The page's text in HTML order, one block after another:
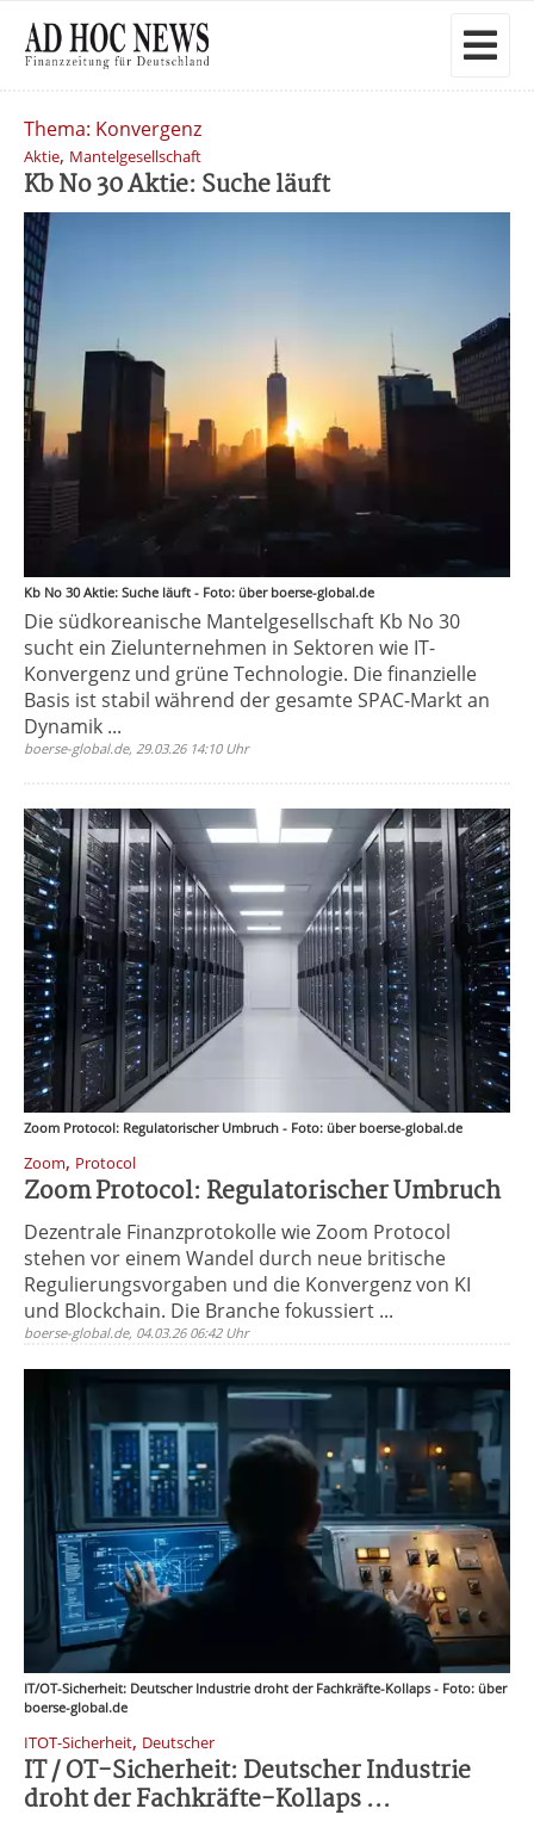
Thema: Konvergenz
Aktie, Mantelgesellschaft
Kb No 30 Aktie: Suche läuft
Kb No 30 Aktie: Suche läuft - Foto: über boerse-global.de
Die südkoreanische Mantelgesellschaft Kb No 30
sucht ein Zielunternehmen in Sektoren wie IT-
Konvergenz und grüne Technologie. Die finanzielle
Basis ist stabil während der gesamte SPAC-Markt an
Dynamik ...
boerse-global.de, 29.03.26 14:10 Uhr
Zoom Protocol: Regulatorischer Umbruch - Foto: über boerse-global.de
Zoom, Protocol
Zoom Protocol: Regulatorischer Umbruch
Dezentrale Finanzprotokolle wie Zoom Protocol
stehen vor einem Wandel durch neue britische
Regulierungsvorgaben und die Konvergenz von KI
und Blockchain. Die Branche fokussiert ...
boerse-global.de, 04.03.26 06:42 Uhr
IT/OT-Sicherheit: Deutscher Industrie droht der Fachkräfte-Kollaps - Foto: über
boerse-global.de
ITOT-Sicherheit, Deutscher
IT / OT-Sicherheit: Deutscher Industrie
droht der Fachkräfte-Kollaps ...